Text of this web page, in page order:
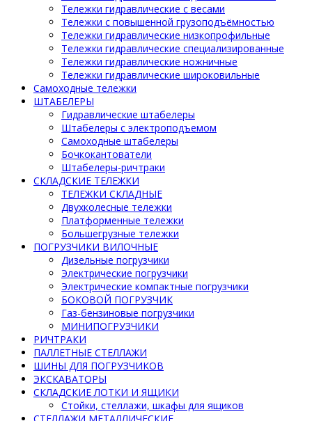
Тележки гидравлические с весами
Тележки с повышенной грузоподъёмностью
Тележки гидравлические низкопрофильные
Тележки гидравлические специализированные
Тележки гидравлические ножничные
Тележки гидравлические широковильные
Самоходные тележки
ШТАБЕЛЕРЫ
Гидравлические штабелеры
Штабелеры с электроподъемом
Самоходные штабелеры
Бочкокантователи
Штабелеры-ричтраки
СКЛАДСКИЕ ТЕЛЕЖКИ
ТЕЛЕЖКИ СКЛАДНЫЕ
Двухколесные тележки
Платформенные тележки
Большегрузные тележки
ПОГРУЗЧИКИ ВИЛОЧНЫЕ
Дизельные погрузчики
Электрические погрузчики
Электрические компактные погрузчики
БОКОВОЙ ПОГРУЗЧИК
Газ-бензиновые погрузчики
МИНИПОГРУЗЧИКИ
РИЧТРАКИ
ПАЛЛЕТНЫЕ СТЕЛЛАЖИ
ШИНЫ ДЛЯ ПОГРУЗЧИКОВ
ЭКСКАВАТОРЫ
СКЛАДСКИЕ ЛОТКИ И ЯЩИКИ
Стойки, стеллажи, шкафы для ящиков